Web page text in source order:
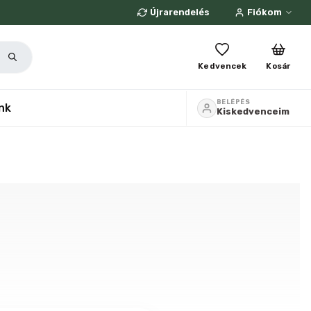
Újrarendelés Fiókom
Kedvencek Kosár
BELÉPÉS
Kiskedvenceim